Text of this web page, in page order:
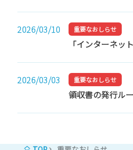
2026/03/10 重要なおしらせ
「インターネッ
2026/03/03 重要なおしらせ
領収書の発行ル